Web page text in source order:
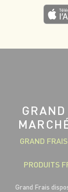
GRAND
PRODUITS
Grand Frais